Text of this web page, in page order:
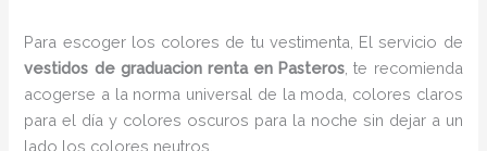
Para escoger los colores de tu vestimenta, El servicio de
vestidos de graduacion renta en Pasteros , te recomienda
acogerse a la norma universal de la moda, colores claros
para el día y colores oscuros para la noche sin dejar a un
lado los colores neutros.